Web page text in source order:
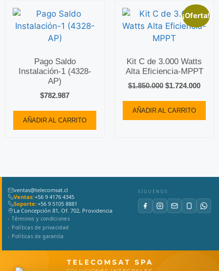
Pago Saldo
Instalación-1 (4328-
AP)
$782.987
AÑADIR AL CARRITO
¡Oferta!
Kit C de 3.000 Watts
Alta Eficiencia-MPPT
$1.850.000 $1.724.000
AÑADIR AL CARRITO
ventas@telecomsat.cl
Ventas:+56 9 4176 4345
Soporte:+56 9 5105 8881
La Concepción 81, Of. 702, Providencia
SÍGUENOS
Términos y condiciones
Políticas de privacidad
Políticas de garantía
TELECOMSAT SPA